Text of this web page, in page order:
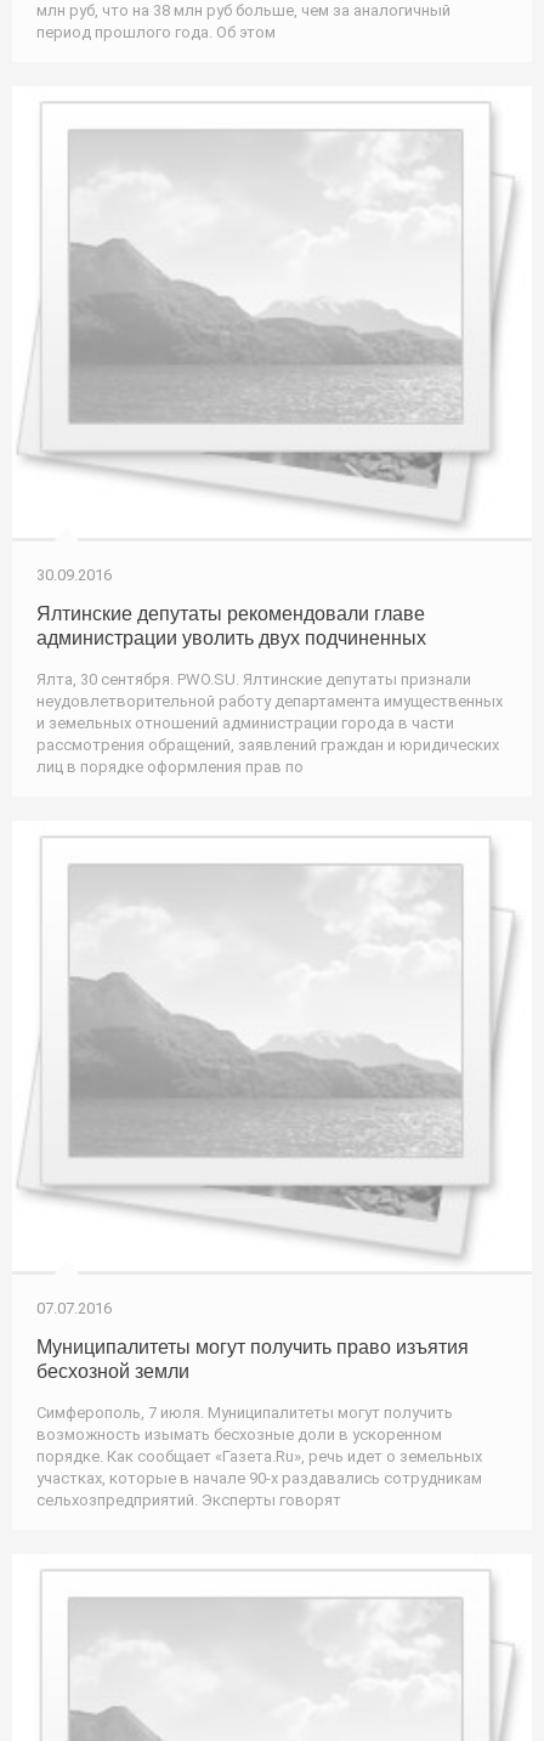
млн руб, что на 38 млн руб больше, чем за аналогичный
период прошлого года. Об этом
30.09.2016
Ялтинские депутаты рекомендовали главе
администрации уволить двух подчиненных
Ялта, 30 сентября. PWO.SU. Ялтинские депутаты признали
неудовлетворительной работу департамента имущественных
и земельных отношений администрации города в части
рассмотрения обращений, заявлений граждан и юридических
лиц в порядке оформления прав по
07.07.2016
Муниципалитеты могут получить право изъятия
бесхозной земли
Симферополь, 7 июля. Муниципалитеты могут получить
возможность изымать бесхозные доли в ускоренном
порядке. Как сообщает «Газета.Ru», речь идет о земельных
участках, которые в начале 90-х раздавались сотрудникам
сельхозпредприятий. Эксперты говорят